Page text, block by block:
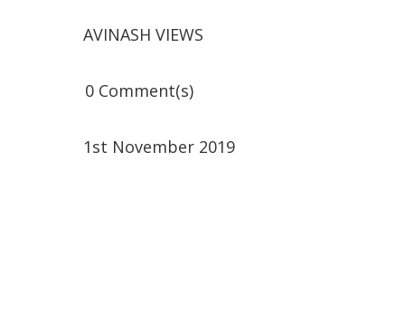
AVINASH VIEWS
0 Comment(s)
1st November 2019